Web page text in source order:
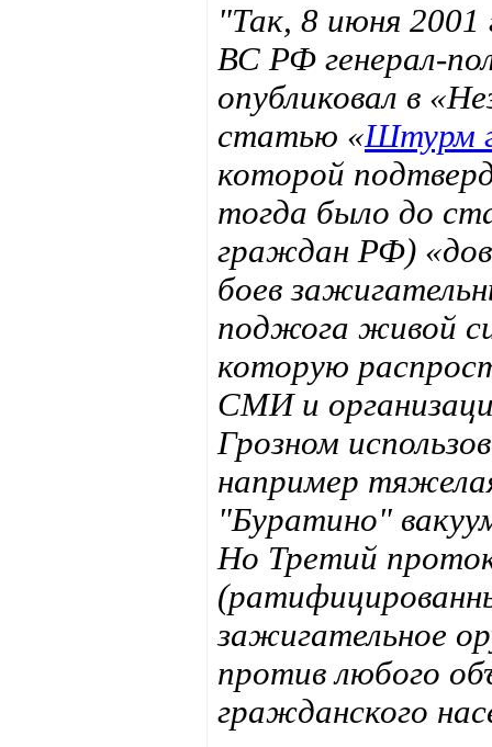
"Так, 8 июня 2001
ВС РФ генерал-
опубликовал в
статью «Штурм
которой
тогда было до
граждан РФ)
боев
поджога живой
которую
СМИ и
Грозном
например
"Буратино"
Но Третий
зажигательное
против любого
гражданского